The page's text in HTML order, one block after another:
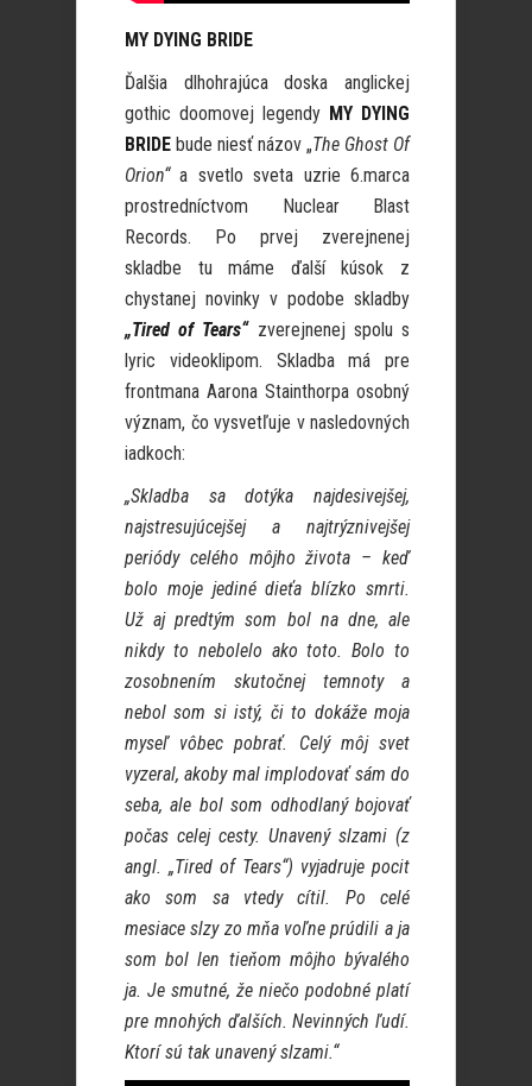
MY DYING BRIDE
Ďalšia dlhohrajúca doska anglickej
gothic doomovej legendy MY DYING
BRIDE bude niesť názov „The Ghost Of
Orion“a svetlo sveta uzrie 6.marca
prostredníctvom Nuclear Blast
Records. Po prvej zverejnenej
skladbe tu máme ďalší kúsok z
chystanej novinky v podobe skladby
„Tired of Tears“ zverejnenej spolu s
lyric videoklipom. Skladba má pre
frontmana Aarona Stainthorpa osobný
význam, čo vysvetľuje v nasledovných
iadkoch:
„Skladba sa dotýka najdesivejšej,
najstresujúcejšej a najtrýznivejšej
periódy celého môjho života – keď
bolo moje jediné dieťa blízko smrti.
Už aj predtým som bol na dne, ale
nikdy to nebolelo ako toto. Bolo to
zosobnením skutočnej temnoty a
nebol som si istý, či to dokáže moja
myseľ vôbec pobrať. Celý môj svet
vyzeral, akoby mal implodovať sám do
seba, ale bol som odhodlaný bojovať
počas celej cesty. Unavený slzami (z
angl. „Tired of Tears“) vyjadruje pocit
ako som sa vtedy cítil. Po celé
mesiace slzy zo mňa voľne prúdili a ja
som bol len tieňom môjho bývalého
ja. Je smutné, že niečo podobné platí
pre mnohých ďalších. Nevinných ľudí.
Ktorí sú tak unavený slzami.“